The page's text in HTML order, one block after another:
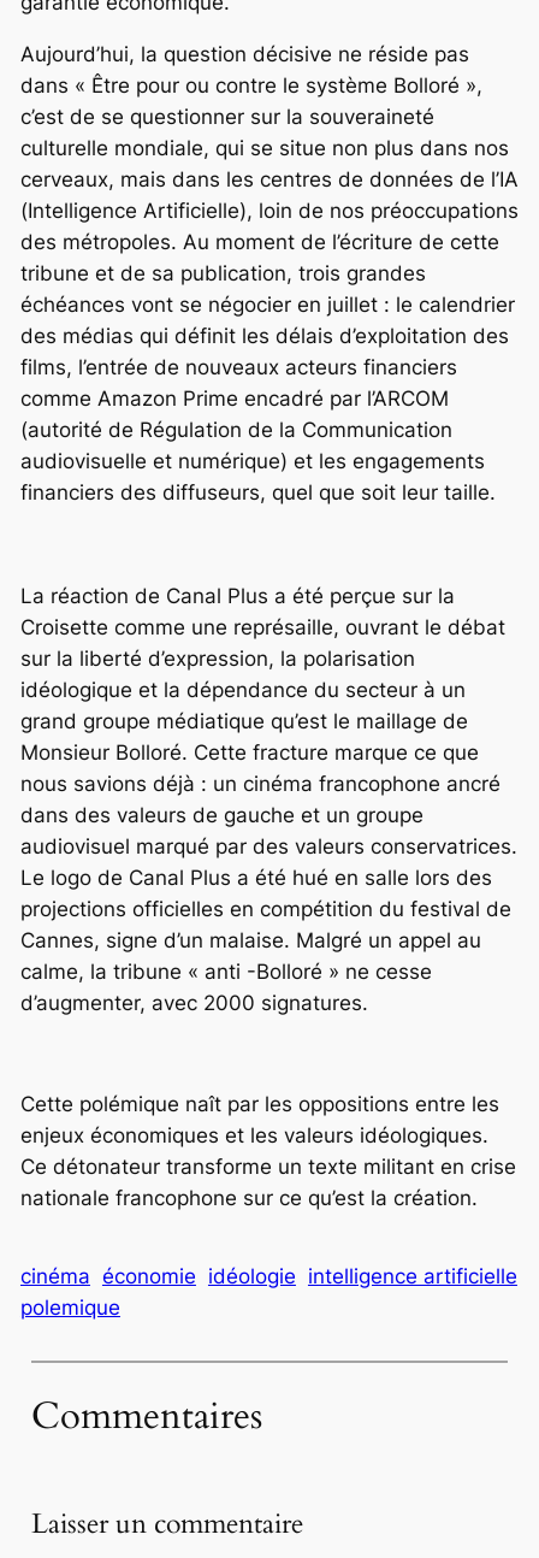
Aujourd’hui, la question décisive ne réside pas
dans « Être pour ou contre le système Bolloré »,
c’est de se questionner sur la souveraineté
culturelle mondiale, qui se situe non plus dans nos
cerveaux, mais dans les centres de données de l’IA
(Intelligence Artificielle), loin de nos préoccupations
des métropoles. Au moment de l’écriture de cette
tribune et de sa publication, trois grandes
échéances vont se négocier en juillet : le calendrier
des médias qui définit les délais d’exploitation des
films, l’entrée de nouveaux acteurs financiers
comme Amazon Prime encadré par l’ARCOM
(autorité de Régulation de la Communication
audiovisuelle et numérique) et les engagements
financiers des diffuseurs, quel que soit leur taille.
La réaction de Canal Plus a été perçue sur la
Croisette comme une représaille, ouvrant le débat
sur la liberté d’expression, la polarisation
idéologique et la dépendance du secteur à un
grand groupe médiatique qu’est le maillage de
Monsieur Bolloré. Cette fracture marque ce que
nous savions déjà : un cinéma francophone ancré
dans des valeurs de gauche et un groupe
audiovisuel marqué par des valeurs conservatrices.
Le logo de Canal Plus a été hué en salle lors des
projections officielles en compétition du festival de
Cannes, signe d’un malaise. Malgré un appel au
calme, la tribune « anti -Bolloré » ne cesse
d’augmenter, avec 2000 signatures.
Cette polémique naît par les oppositions entre les
enjeux économiques et les valeurs idéologiques.
Ce détonateur transforme un texte militant en crise
nationale francophone sur ce qu’est la création.
cinéma économie idéologie intelligence artificielle
polemique
Commentaires
Laisser un commentaire